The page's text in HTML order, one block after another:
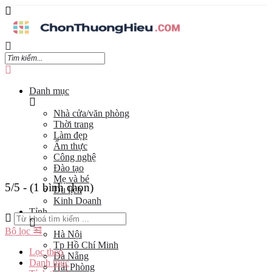
Danh mục
Nhà cửa/văn phòng
Thời trang
Làm đẹp
Ẩm thực
Công nghệ
Đào tạo
Mẹ và bé
Du lịch
Kinh Doanh
Tỉnh
Hà Nội
Tp Hồ Chí Minh
Đà Nẵng
Hải Phòng
5/5 - (1 bình chọn)
Bộ lọc
Lọc theo
Danh mục